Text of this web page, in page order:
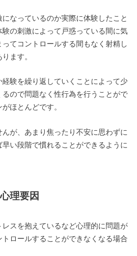
なっているのか実際に体験したこと
の刺激によって戸惑っている間に気
てコントロールする間もなく射精し
ます。
験を繰り返していくことによって少
るので問題なく性行為を行うことがで
ほとんどです。
が、あまり焦ったり不安に思わずに
い段階で慣れることができるように
理要因
スを抱えているなど心理的に問題が
ロールすることができなくなる場合